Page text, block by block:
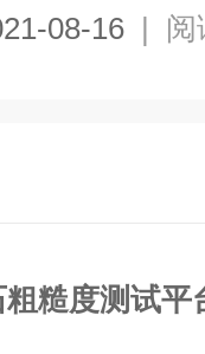
08-16 | 阅
糙度测试平